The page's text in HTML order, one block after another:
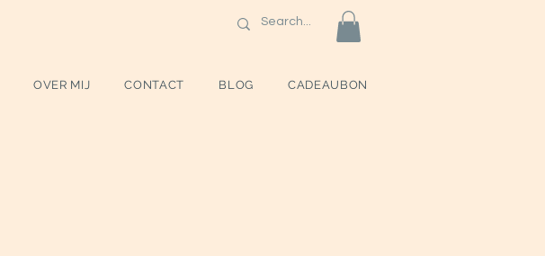
OVER MIJ CONTACT BLOG CADEAUBON